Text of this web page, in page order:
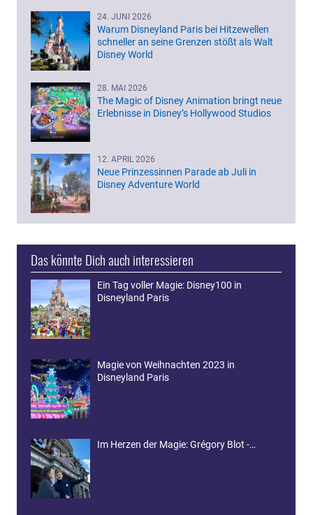
24. JUNI 2026
Warum Disneyland Paris bei Hitzewellen
schneller an seine Grenzen stößt als Walt
Disney World
28. MAI 2026
The Magic of Disney Animation bringt neue
Erlebnisse in Disney’s Hollywood Studios
12. APRIL 2026
Neue Prinzessinnen Parade ab Juli in
Disney Adventure World
Das könnte Dich auch interessieren
Ein Tag voller Magie: Disney100 in
Disneyland Paris
Magie von Weihnachten 2023 in
Disneyland Paris
Im Herzen der Magie: Grégory Blot -…